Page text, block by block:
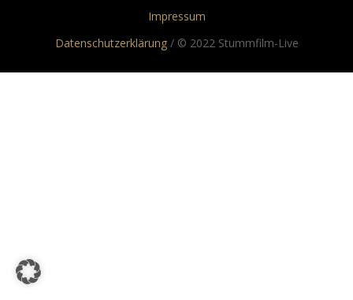
Impressum
Datenschutzerklärung/ © 2022 Stummfilm-Live